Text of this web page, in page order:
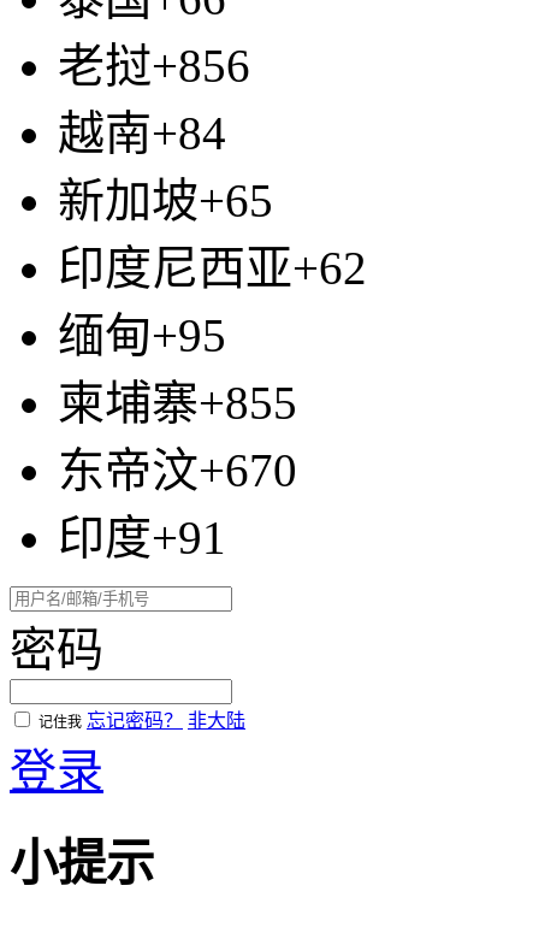
老挝+856
越南+84
新加坡+65
印度尼西亚+62
缅甸+95
柬埔寨+855
东帝汶+670
印度+91
密码
记住我 忘记密码？ 非大陆
登录
小提示